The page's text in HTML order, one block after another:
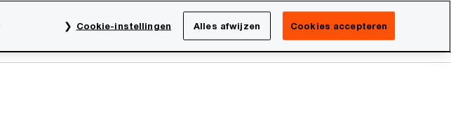
Netherlands
Search
Cookie-instellingen Alles afwijzen Cookies accepteren